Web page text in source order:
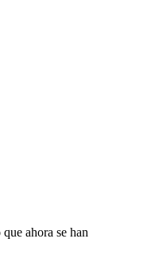
ahora se han